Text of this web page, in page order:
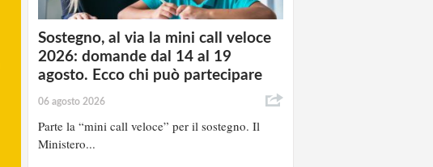
Sostegno, al via la mini call veloce
2026: domande dal 14 al 19
agosto. Ecco chi può partecipare
06 agosto 2026
Parte la “mini call veloce” per il sostegno. Il
Ministero...